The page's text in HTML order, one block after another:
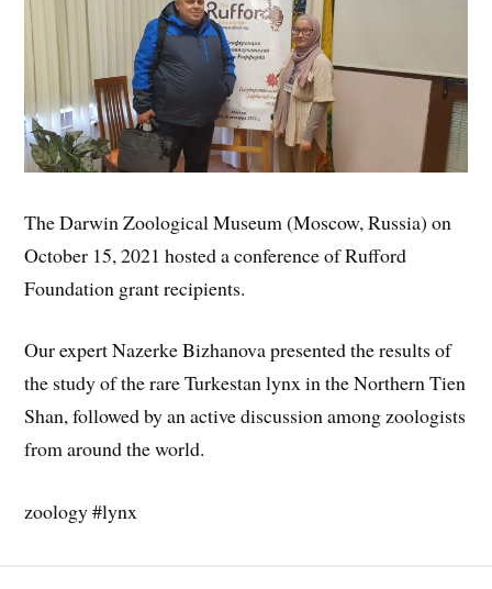
The Darwin Zoological Museum (Moscow, Russia) on
October 15, 2021 hosted a conference of Rufford
Foundation grant recipients.
Our expert Nazerke Bizhanova presented the results of
the study of the rare Turkestan lynx in the Northern Tien
Shan, followed by an active discussion among zoologists
from around the world.
zoology #lynx